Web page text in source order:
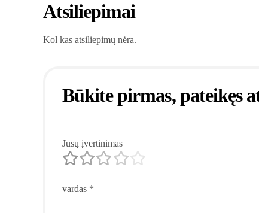
Atsiliepimai
Kol kas atsiliepimų nėra.
Būkite pirmas, pateikęs
Jūsų įvertinimas
vardas *